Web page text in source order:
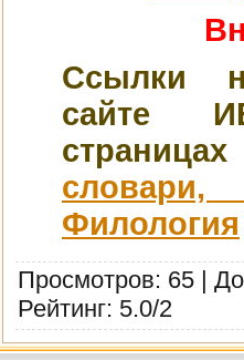
Ссылки
сайте
Филология
Просмотров: 65 |
Рейтинг: 5.0/2